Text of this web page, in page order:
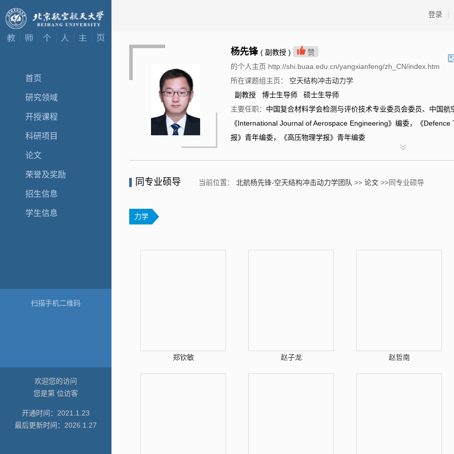
首页
研究领域
开授课程
科研项目
论文
荣誉及奖励
招生信息
学生信息
扫描手机二维码
欢迎您的访问
您是第 位访客
开通时间： 2021 1 23
最后更新时间： 2026 1 27
登录 |
杨先锋 ( 副教授 )
赞
的个人主页 http://shi.buaa.edu.cn/yangxianfeng/zh_CN/index.htm
所在课题组主页：
空天结构冲击动力学
副教授 博士生导师 硕士生导师
主要任职： 中国复合材料学会检测与评价技术专业委员会委员、中国
《International Journal of Aerospace Engineering》编委，《
报》青年编委，《高压物理学报》青年编委
同专业硕导 当前位置： 北航杨先锋-空天结构冲击动力学团队 >> 论文 >>同专业硕导
力学
郑钦敏 赵子龙 赵哲南